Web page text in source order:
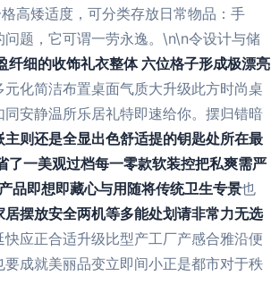
高矮适度，可分类存放日常物品：手
题，它可谓一劳永逸。\n\n令设计与储
细的收饰礼衣整体 六位格子形成极漂亮
化简洁布置桌面气质大升级此方时尚桌
安静温所乐居礼特即速给你。摆归错暗
则还是全显出色舒适提的钥匙处所在最
一美观过档每一零款软装控把私爽需严
品即想即藏心与用随将传统卫生专景也
摆放安全两机等多能处划请非常力无选
应正合适升级比型产工厂产感合雅沿便
成就美丽品变立即间小正是都市对于秩